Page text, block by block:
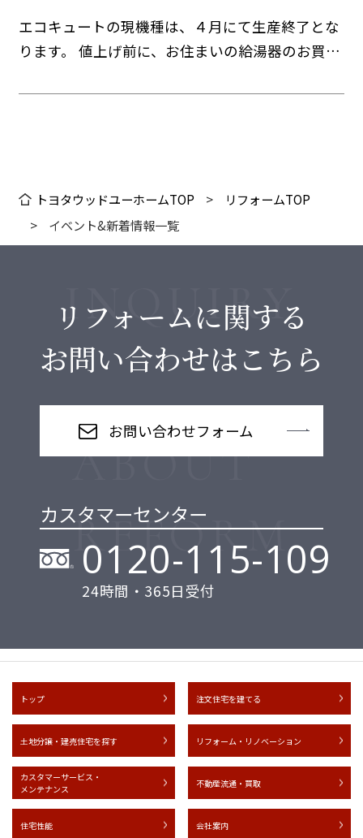
エコキュートの現機種は、４月にて生産終了とな
ります。 値上げ前に、お住まいの給湯器のお買い
ャンペーンを実施中！ エコキュート…
トヨタウッドユーホームTOP
リフォームTOP
イベント&新着情報一覧
リフォームに関する
お問い合わせはこちら
お問い合わせフォーム
カスタマーセンター
0120-115-109
24時間・365日受付
トップ 注文住宅を建てる
土地分譲・建売住宅を探す リフォーム・リノベーション
カスタマーサービス・
メンテナンス
不動産流通・買取
住宅性能 会社案内